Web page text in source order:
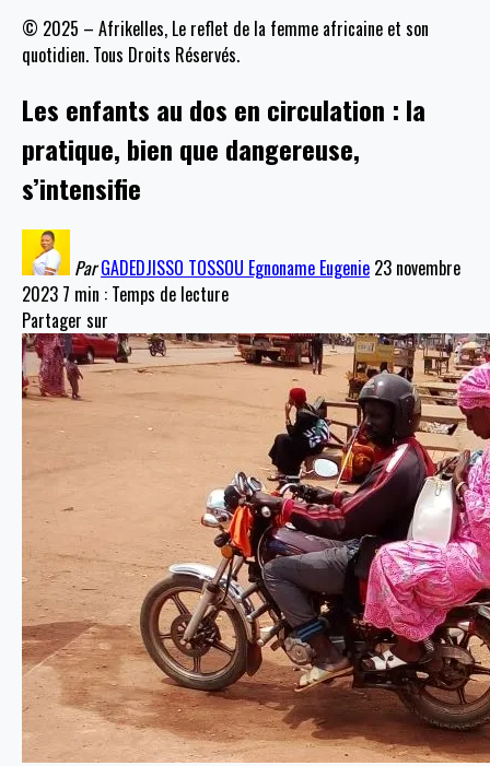
© 2025 – Afrikelles, Le reflet de la femme africaine et son
quotidien. Tous Droits Réservés.
Les enfants au dos en circulation : la
pratique, bien que dangereuse,
s’intensifie
Par GADEDJISSO TOSSOU Egnoname Eugenie 23 novembre
2023 7 min : Temps de lecture
Partager sur